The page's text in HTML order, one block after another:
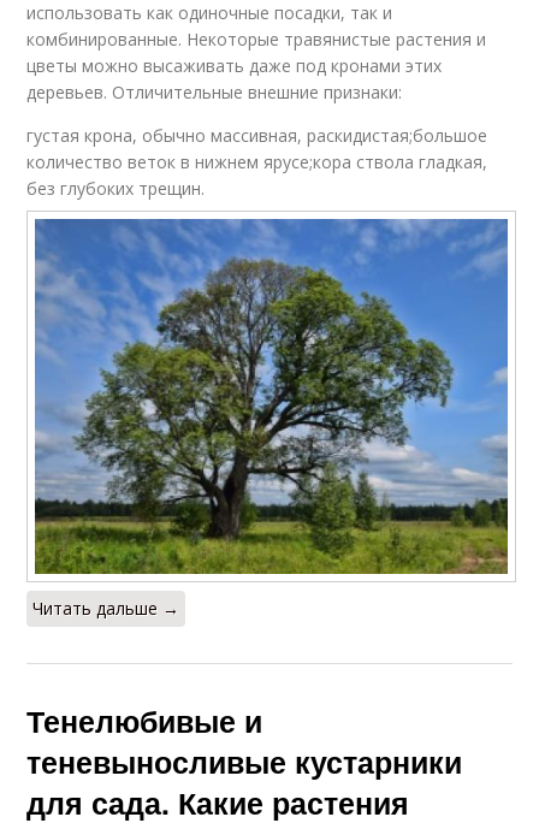
использовать как одиночные посадки, так и
комбинированные. Некоторые травянистые растения и
цветы можно высаживать даже под кронами этих
деревьев. Отличительные внешние признаки:
густая крона, обычно массивная, раскидистая;большое
количество веток в нижнем ярусе;кора ствола гладкая,
без глубоких трещин.
Читать дальше →
Тенелюбивые и
теневыносливые кустарники
для сада. Какие растения